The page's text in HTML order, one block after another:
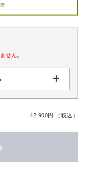
せん。
42,900円 （税込）